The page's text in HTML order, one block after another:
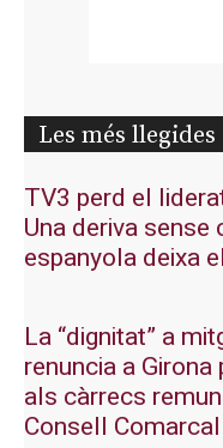
Les més llegides
TV3 perd el
Una deriva
espanyola deixa
La “dignitat” a
renuncia a
als càrrecs
Consell Comarcal